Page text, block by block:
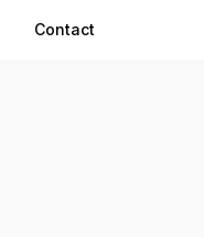
Contact